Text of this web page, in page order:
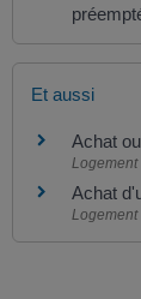
Et aussi
Achat
Logement
Achat
Logement